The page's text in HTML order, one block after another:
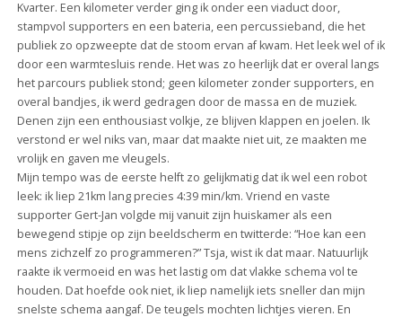
Kvarter. Een kilometer verder ging ik onder een viaduct door,
stampvol supporters en een bateria, een percussieband, die het
publiek zo opzweepte dat de stoom ervan af kwam. Het leek wel of ik
door een warmtesluis rende. Het was zo heerlijk dat er overal langs
het parcours publiek stond; geen kilometer zonder supporters, en
overal bandjes, ik werd gedragen door de massa en de muziek.
Denen zijn een enthousiast volkje, ze blijven klappen en joelen. Ik
verstond er wel niks van, maar dat maakte niet uit, ze maakten me
vrolijk en gaven me vleugels.
Mijn tempo was de eerste helft zo gelijkmatig dat ik wel een robot
leek: ik liep 21km lang precies 4:39 min/km. Vriend en vaste
supporter Gert-Jan volgde mij vanuit zijn huiskamer als een
bewegend stipje op zijn beeldscherm en twitterde: “Hoe kan een
mens zichzelf zo programmeren?” Tsja, wist ik dat maar. Natuurlijk
raakte ik vermoeid en was het lastig om dat vlakke schema vol te
houden. Dat hoefde ook niet, ik liep namelijk iets sneller dan mijn
snelste schema aangaf. De teugels mochten lichtjes vieren. En